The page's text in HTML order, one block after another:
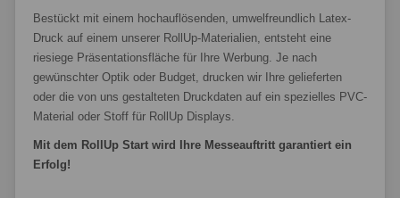
Bestückt mit einem hochauflösenden, umwelfreundlich Latex-
Druck auf einem unserer RollUp-Materialien, entsteht eine
riesiege Präsentationsfläche für Ihre Werbung. Je nach
gewünschter Optik oder Budget, drucken wir Ihre gelieferten
oder die von uns gestalteten Druckdaten auf ein spezielles PVC-
Material oder Stoff für RollUp Displays.
Mit dem RollUp Start wird Ihre Messeauftritt garantiert ein
Erfolg!